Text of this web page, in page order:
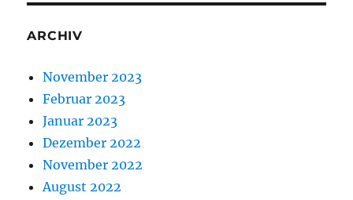
ARCHIV
November 2023
Februar 2023
Januar 2023
Dezember 2022
November 2022
August 2022